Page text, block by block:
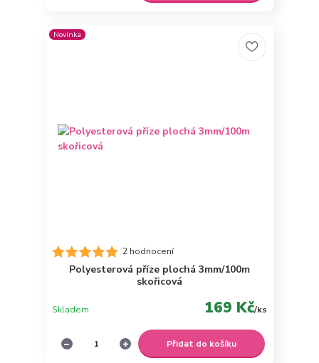
Novinka
2 hodnocení
Polyesterová příze plochá 3mm/100m
skořicová
169 Kč/ks
Skladem
Přidat do košíku